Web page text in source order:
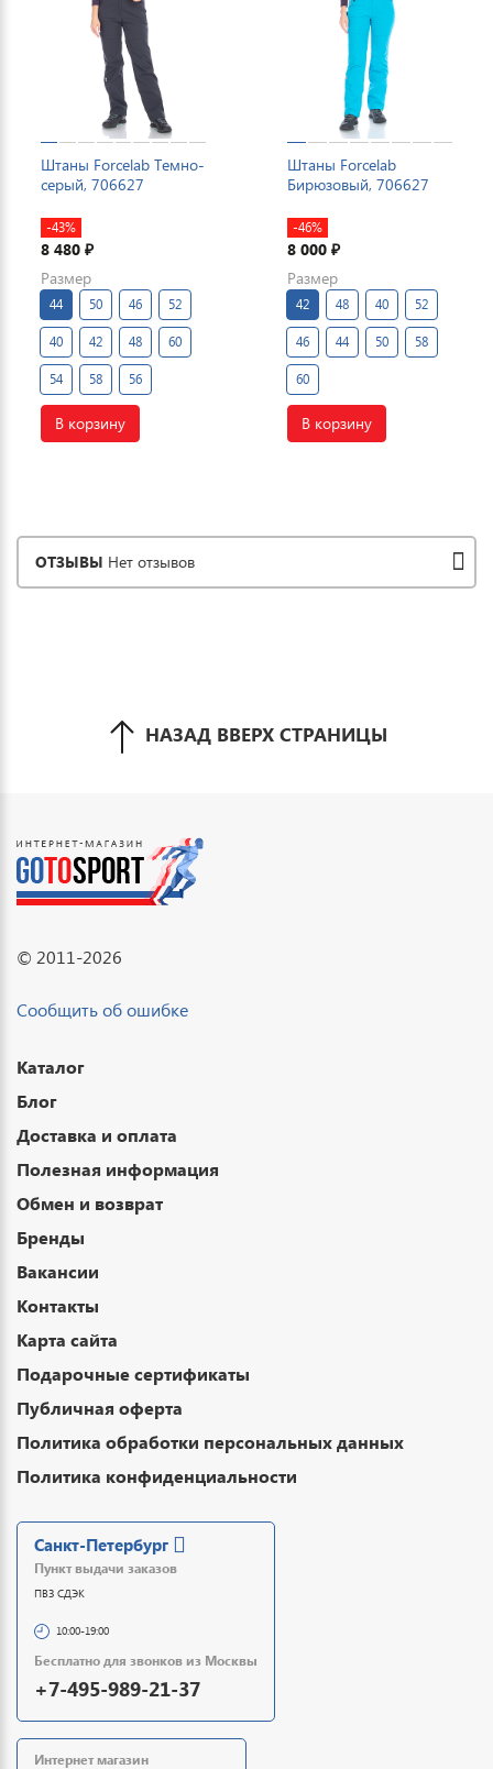
Штаны Forcelab Темно-
серый, 706627
-43%
8 480 ₽
Размер
44 50 46 52
40 42 48 60
54 58 56
В корзину
Штаны Forcelab
Бирюзовый, 706627
-46%
8 000 ₽
Размер
42 48 40 52
46 44 50 58
60
В корзину
ОТЗЫВЫ Нет отзывов
НАЗАД ВВЕРХ СТРАНИЦЫ
© 2011-2026
Сообщить об ошибке
Каталог
Блог
Доставка и оплата
Полезная информация
Обмен и возврат
Бренды
Вакансии
Контакты
Карта сайта
Подарочные сертификаты
Публичная оферта
Политика обработки персональных данных
Политика конфиденциальности
Санкт-Петербург
Пункт выдачи заказов
ПВЗ СДЭК
10:00-19:00
Бесплатно для звонков из Москвы
+7-495-989-21-37
Интернет магазин